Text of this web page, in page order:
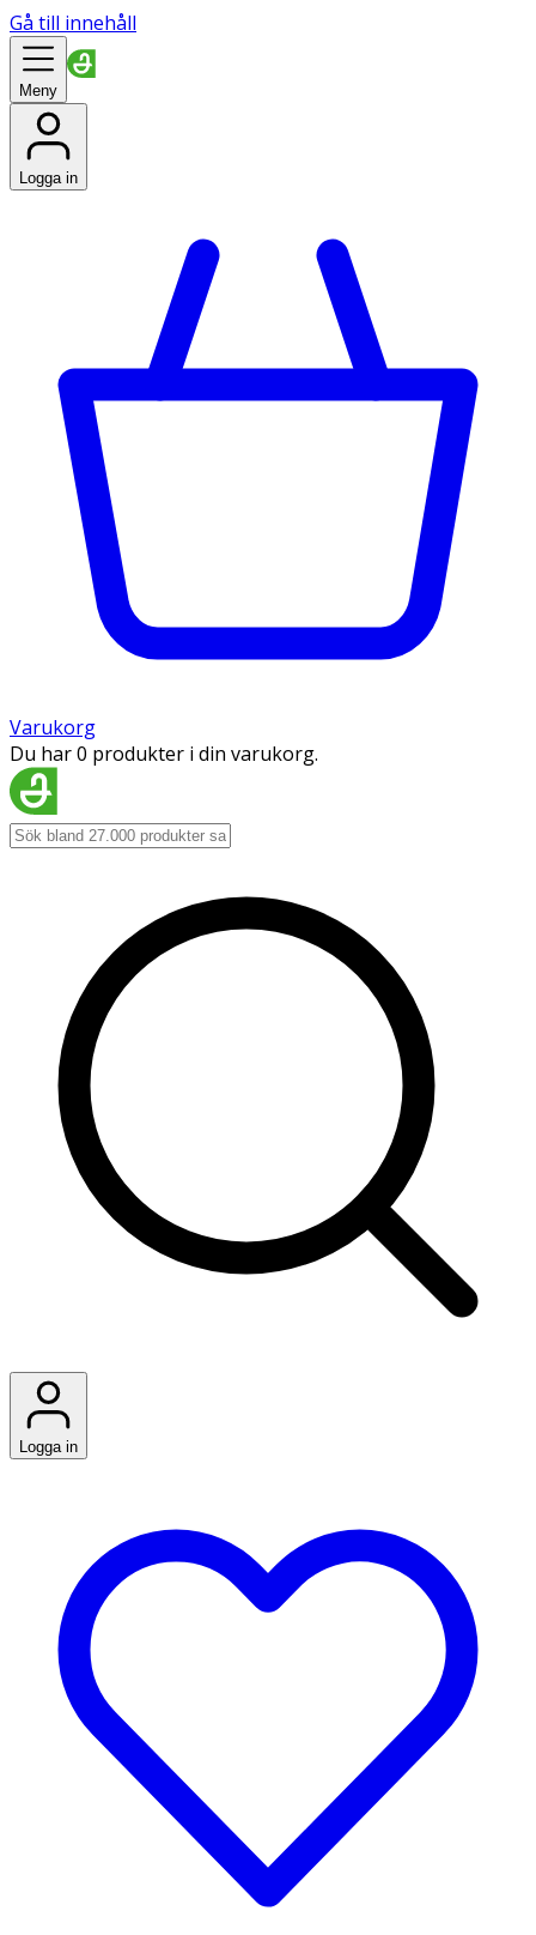
Gå till innehåll
Meny
Logga in
Varukorg
Du har 0 produkter i din varukorg.
Logga in